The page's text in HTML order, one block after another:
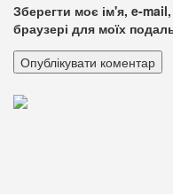
Зберегти моє ім'я, e-
браузері для моїх